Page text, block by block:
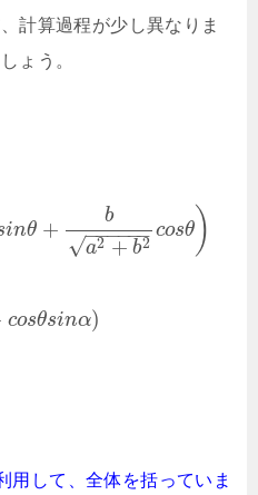
計算過程が少し異なりま
ょう。
inθ +
b
a2 + b2
− −
−−−−
√
cosθ)
cosθsinα)
用して、全体を括っていま